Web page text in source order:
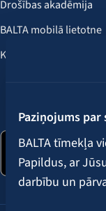
Paziņojums
BALTA tīmekļa
Papildus, ar
darbību un
Drošības akadēmija
BALTA mobilā lietotne
Klientu labumi